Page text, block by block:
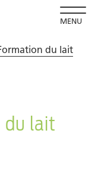
MENU
du lait
du lait